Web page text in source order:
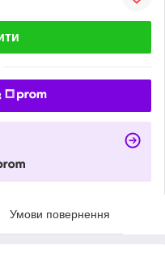
Умови повернення